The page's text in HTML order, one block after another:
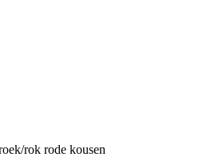
rok rode kousen